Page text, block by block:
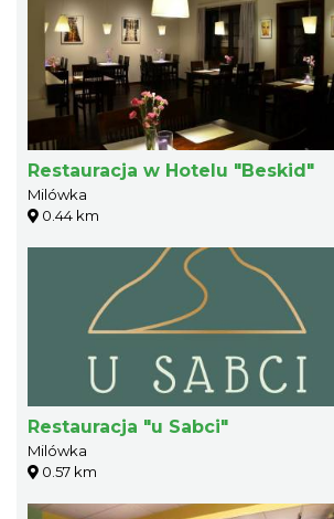
Restauracja w Hotelu "Beskid"
Milówka
0.44 km
Restauracja "u Sabci"
Milówka
0.57 km